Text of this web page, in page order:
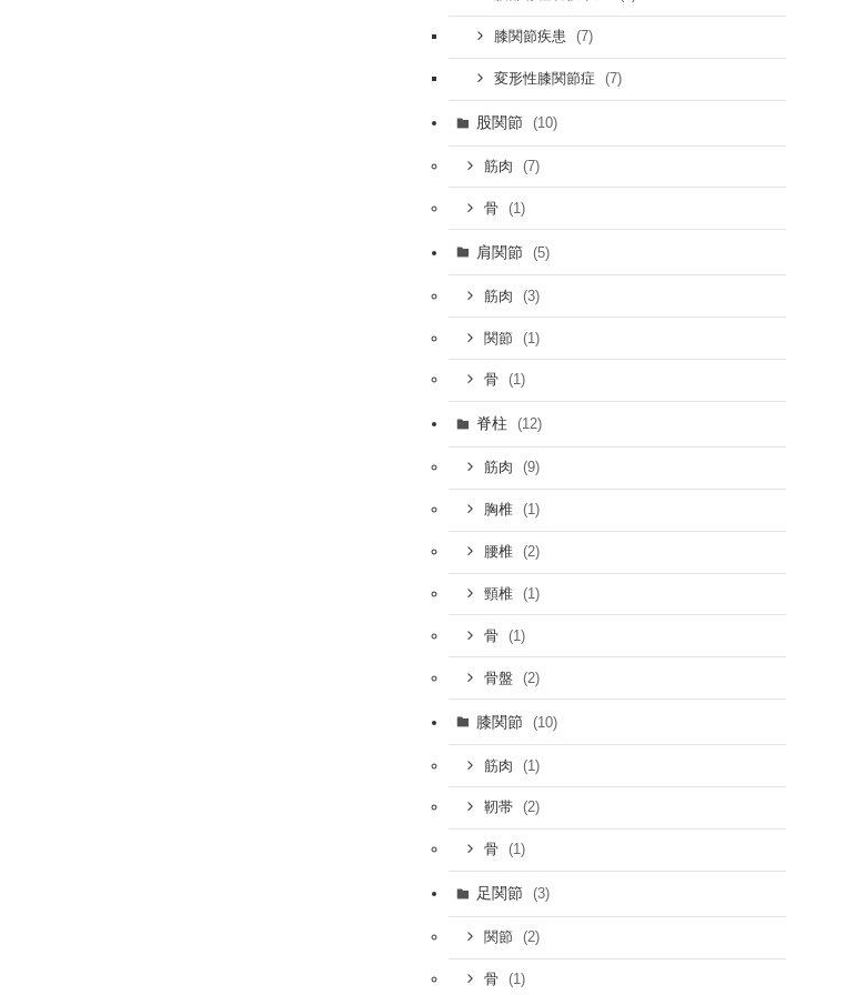
膝関節疾患 (7)
変形性膝関節症 (7)
股関節 (10)
筋肉 (7)
骨 (1)
肩関節 (5)
筋肉 (3)
関節 (1)
骨 (1)
脊柱 (12)
筋肉 (9)
胸椎 (1)
腰椎 (2)
頸椎 (1)
骨 (1)
骨盤 (2)
膝関節 (10)
筋肉 (1)
靭帯 (2)
骨 (1)
足関節 (3)
関節 (2)
骨 (1)